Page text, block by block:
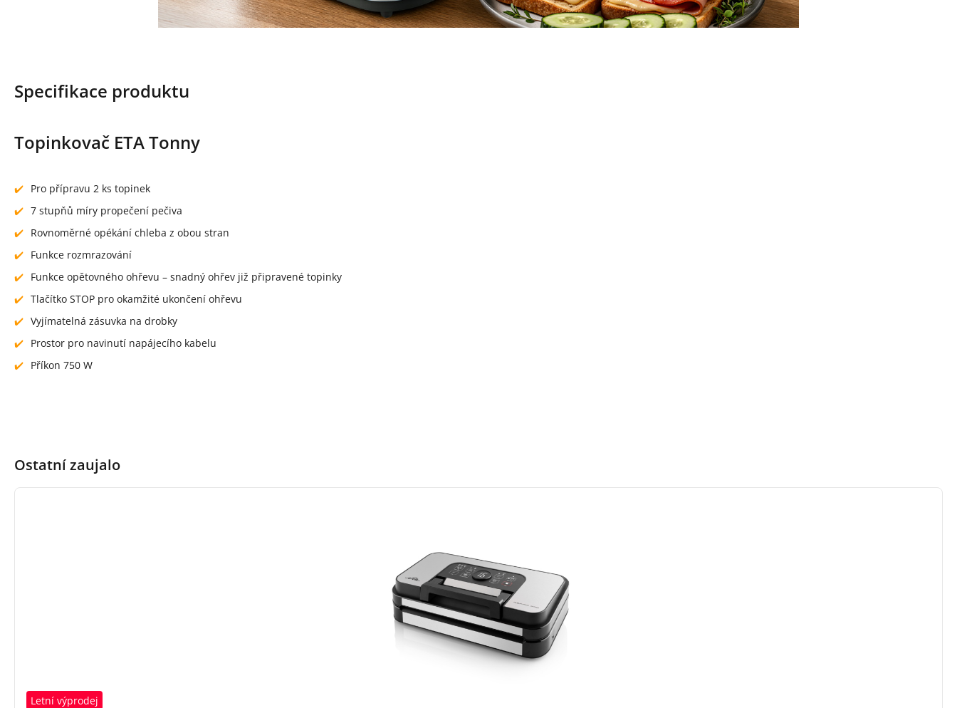
Specifikace produktu
Topinkovač ETA Tonny
Pro přípravu 2 ks topinek
7 stupňů míry propečení pečiva
Rovnoměrné opékání chleba z obou stran
Funkce rozmrazování
Funkce opětovného ohřevu – snadný ohřev již připravené topinky
Tlačítko STOP pro okamžité ukončení ohřevu
Vyjímatelná zásuvka na drobky
Prostor pro navinutí napájecího kabelu
Příkon 750 W
Ostatní zaujalo
Letní výprodej